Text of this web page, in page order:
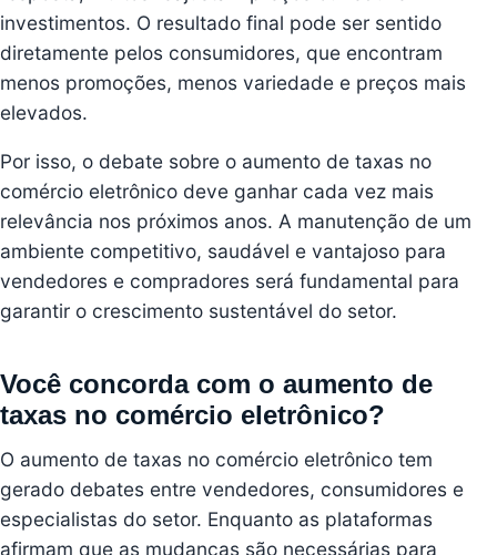
investimentos. O resultado final pode ser sentido
diretamente pelos consumidores, que encontram
menos promoções, menos variedade e preços mais
elevados.
Por isso, o debate sobre o aumento de taxas no
comércio eletrônico deve ganhar cada vez mais
relevância nos próximos anos. A manutenção de um
ambiente competitivo, saudável e vantajoso para
vendedores e compradores será fundamental para
garantir o crescimento sustentável do setor.
Você concorda com o aumento de
taxas no comércio eletrônico?
O aumento de taxas no comércio eletrônico tem
gerado debates entre vendedores, consumidores e
especialistas do setor. Enquanto as plataformas
afirmam que as mudanças são necessárias para